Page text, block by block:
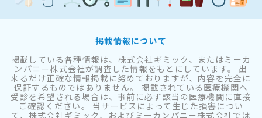
掲載情報について
掲載している各種情報は、株式会社ギミック、またはミーカ
ンパニー株式会社が調査した情報をもとにしています。 出
来るだけ正確な情報掲載に努めておりますが、内容を完全に
保証するものではありません。 掲載されている医療機関へ
受診を希望される場合は、事前に必ず該当の医療機関に直接
ご確認ください。 当サービスによって生じた損害につい
て、株式会社ギミック、およびミーカンパニー株式会社では